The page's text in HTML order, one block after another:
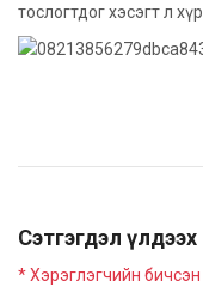
тослогтдог хэсэгт л
Сэтгэгдэл үлдээх
* Хэрэглэгчийн